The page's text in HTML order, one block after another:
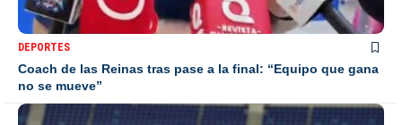
DEPORTES
Coach de las Reinas tras pase a la final: “Equipo que gana
no se mueve”